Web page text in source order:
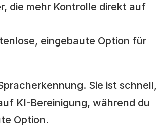
die mehr Kontrolle direkt auf
eingebaute Option für
Sie ist schnell,
KI-Bereinigung, während du
Option.